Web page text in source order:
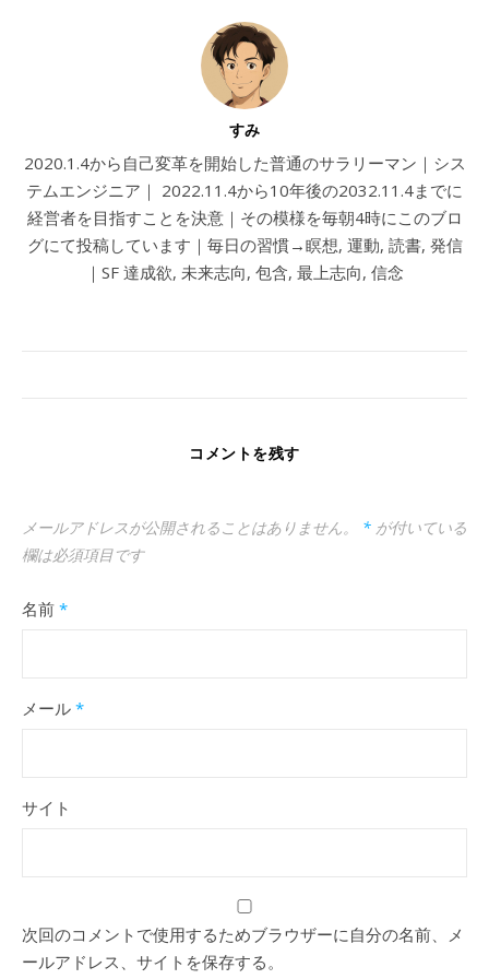
すみ
2020.1.4から自己変革を開始した普通のサラリーマン｜シス
テムエンジニア｜ 2022.11.4から10年後の2032.11.4までに
経営者を目指すことを決意｜その模様を毎朝4時にこのブロ
グにて投稿しています｜毎日の習慣→瞑想, 運動, 読書, 発信
｜SF 達成欲, 未来志向, 包含, 最上志向, 信念
コメントを残す
メールアドレスが公開されることはありません。 * が付いている
欄は必須項目です
名前 *
メール *
サイト
次回のコメントで使用するためブラウザーに自分の名前、メ
ールアドレス、サイトを保存する。